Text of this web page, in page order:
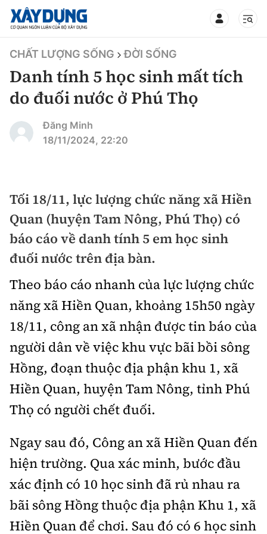
TIN BỘ XÂY DỰNG
CHUYÊN MỤC
Thời sự
Chính trị
Xã hội
Chuyện dọc đường
Cải chính
Xây dựng
Chỉ đạo điều hành
Quy hoạch kiến trúc
Vật liệu xây dựng
Giám định chất lượng
Quản lý đô thị
Giao thông
Quản lý
Đường bộ
Hàng không
Đường sắt
Đăng kiểm
Đường sắt tốc độ cao
Đường thủy
Hàng hải
Đường sắt đô thị
Kinh tế
Thị trường
Tài chính
Chứng khoán
Bảo hiểm
Doanh nghiệp
Pháp luật
Thanh tra
An ninh hình sự
Điều tra
Pháp đình
Hỏi - Đáp
An toàn giao thông
Giao thông 24h
Văn hóa giao thông
Lái xe an toàn
Chung tay vì ATGT
Chất lượng sống
Y tế
Đời sống
Lao động - Công đoàn
Văn hóa - Giải Trí
Văn hóa
Showbiz
Điện ảnh
Thể thao
Bóng đá
Bình luận
Công nghệ
CHẤT LƯỢNG SỐNG ĐỜI SỐNG
Danh tính 5 học sinh mất tích
do đuối nước ở Phú Thọ
Đăng Minh
18/11/2024, 22:20
Tối 18/11, lực lượng chức năng xã Hiền
Quan (huyện Tam Nông, Phú Thọ) có
báo cáo về danh tính 5 em học sinh
đuối nước trên địa bàn.
Theo báo cáo nhanh của lực lượng chức
năng xã Hiền Quan, khoảng 15h50 ngày
18/11, công an xã nhận được tin báo của
người dân về việc khu vực bãi bồi sông
Hồng, đoạn thuộc địa phận khu 1, xã
Hiền Quan, huyện Tam Nông, tỉnh Phú
Thọ có người chết đuối.
Ngay sau đó, Công an xã Hiền Quan đến
hiện trường. Qua xác minh, bước đầu
xác định có 10 học sinh đã rủ nhau ra
bãi sông Hồng thuộc địa phận Khu 1, xã
Hiền Quan để chơi. Sau đó có 6 học sinh